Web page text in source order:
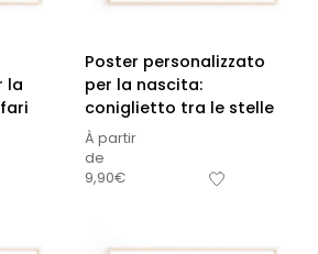
la
Poster personalizzato
per la nascita:
coniglietto tra le stelle
À partir
de
9,90€